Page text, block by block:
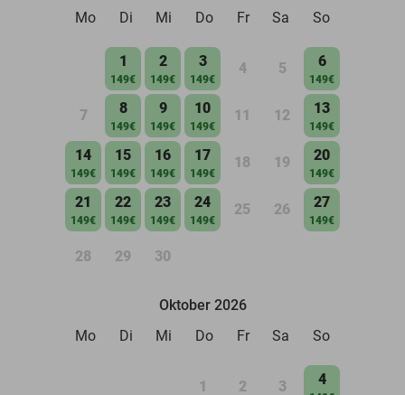
Mo
Di Mi Do Fr Sa So
1
149€
2
149€
3
149€
4 5 6
149€
7 8
149€
9
149€
10
149€
11 12 13
149€
14
149€
15
149€
16
149€
17
149€
18 19 20
149€
21
149€
22
149€
23
149€
24
149€
25 26 27
149€
28 29 30
Oktober 2026
Mo
Di Mi Do Fr Sa So
1 2 3 4